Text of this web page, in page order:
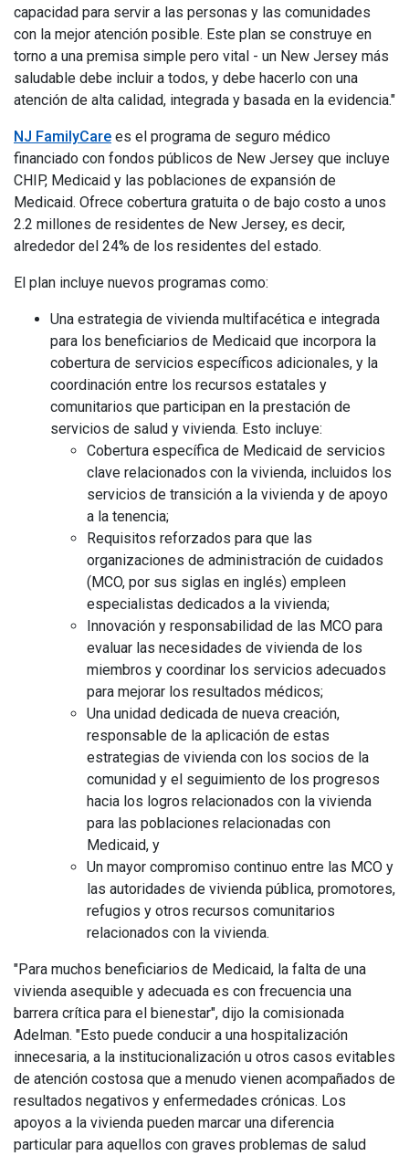
capacidad para servir a las personas y las comunidades
con la mejor atención posible. Este plan se construye en
torno a una premisa simple pero vital - un New Jersey más
saludable debe incluir a todos, y debe hacerlo con una
atención de alta calidad, integrada y basada en la evidencia."
NJ FamilyCare es el programa de seguro médico
financiado con fondos públicos de New Jersey que incluye
CHIP, Medicaid y las poblaciones de expansión de
Medicaid. Ofrece cobertura gratuita o de bajo costo a unos
2.2 millones de residentes de New Jersey, es decir,
alrededor del 24% de los residentes del estado.
El plan incluye nuevos programas como:
Una estrategia de vivienda multifacética e integrada
para los beneficiarios de Medicaid que incorpora la
cobertura de servicios específicos adicionales, y la
coordinación entre los recursos estatales y
comunitarios que participan en la prestación de
servicios de salud y vivienda. Esto incluye:
Cobertura específica de Medicaid de servicios
clave relacionados con la vivienda, incluidos los
servicios de transición a la vivienda y de apoyo
a la tenencia;
Requisitos reforzados para que las
organizaciones de administración de cuidados
(MCO, por sus siglas en inglés) empleen
especialistas dedicados a la vivienda;
Innovación y responsabilidad de las MCO para
evaluar las necesidades de vivienda de los
miembros y coordinar los servicios adecuados
para mejorar los resultados médicos;
Una unidad dedicada de nueva creación,
responsable de la aplicación de estas
estrategias de vivienda con los socios de la
comunidad y el seguimiento de los progresos
hacia los logros relacionados con la vivienda
para las poblaciones relacionadas con
Medicaid, y
Un mayor compromiso continuo entre las MCO y
las autoridades de vivienda pública, promotores,
refugios y otros recursos comunitarios
relacionados con la vivienda.
"Para muchos beneficiarios de Medicaid, la falta de una
vivienda asequible y adecuada es con frecuencia una
barrera crítica para el bienestar", dijo la comisionada
Adelman. "Esto puede conducir a una hospitalización
innecesaria, a la institucionalización u otros casos evitables
de atención costosa que a menudo vienen acompañados de
resultados negativos y enfermedades crónicas. Los
apoyos a la vivienda pueden marcar una diferencia
particular para aquellos con graves problemas de salud